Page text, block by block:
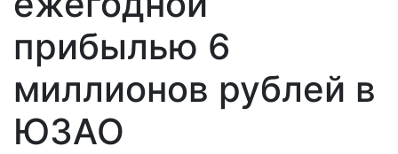
прибылью 6
миллионов рублей в
ЮЗАО